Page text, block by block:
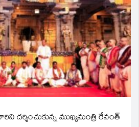
దర్శించుకున్న ముఖ్యమంత్రి రేవంత్